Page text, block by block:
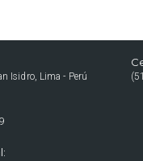
Isidro, Lima - Perú